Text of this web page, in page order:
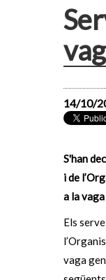
14/10/
S'han
i de
a la
Els
vaga